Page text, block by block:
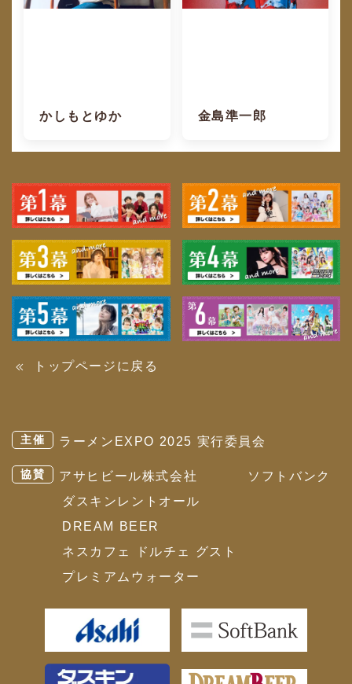
かしもとゆか 金島準一郎
トップページに戻る
主催 ラーメンEXPO 2025 実行委員会
協賛 アサヒビール株式会社
ソフトバンク
ダスキンレントオール
DREAM BEER
ネスカフェ ドルチェ グスト
プレミアムウォーター